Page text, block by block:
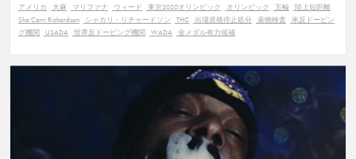
アメリカ 大麻 マリファナ ウィード 東京2020オリンピック オリンピック 五輪 陸上短距離
Sha’Carri Richardson
シャカリ・リチャードソン THC 出場資格停止処分 薬物検査
米反ドーピン
グ機関
USADA 世界反ドーピング機関 WADA 金メダル有力候補